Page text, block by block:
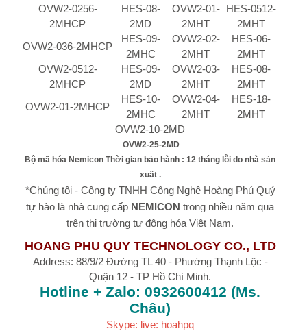
OVW2-0256-
2MHCP
HES-08-
2MD
OVW2-01-
2MHT
HES-0512-
2MHT
OVW2-036-2MHCP
HES-09-
2MHC
OVW2-02-
2MHT
HES-06-
2MHT
OVW2-0512-
2MHCP
HES-09-
2MD
OVW2-03-
2MHT
HES-08-
2MHT
OVW2-01-2MHCP
HES-10-
2MHC
OVW2-04-
2MHT
HES-18-
2MHT
OVW2-10-2MD
OVW2-25-2MD
Bộ mã hóa Nemicon Thời gian bảo hành : 12 tháng lỗi do nhà sản
xuất .
*Chúng tôi - Công ty TNHH Công Nghệ Hoàng Phú Quý
tự hào là nhà cung cấp NEMICON trong nhiều năm qua
trên thị trường tự động hóa Việt Nam.
HOANG PHU QUY TECHNOLOGY CO., LTD
Address: 88/9/2 Đường TL 40 - Phường Thạnh Lộc -
Quận 12 - TP Hồ Chí Minh.
Hotline + Zalo: 0932600412 (Ms.
Châu)
Skype: live: hoahpq